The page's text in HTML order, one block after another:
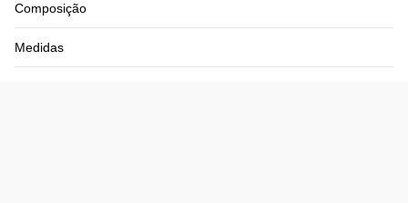
Composição
Medidas